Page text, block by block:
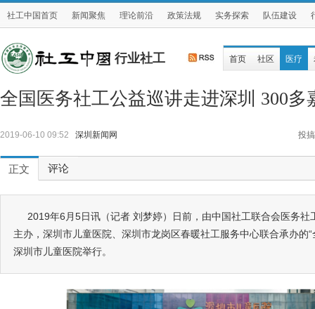
社工中国首页 新闻聚焦 理论前沿 政策法规 实务探索 队伍建设
行业社工 首页 社区 医疗
全国医务社工公益巡讲走进深圳 300多
2019-06-10 09:52 深圳新闻网 投搞
正文 评论
2019年6月5日讯（记者 刘梦婷）日前，由中国社工联合会医务
主办，深圳市儿童医院、深圳市龙岗区春暖社工服务中心联合承办的
深圳市儿童医院举行。